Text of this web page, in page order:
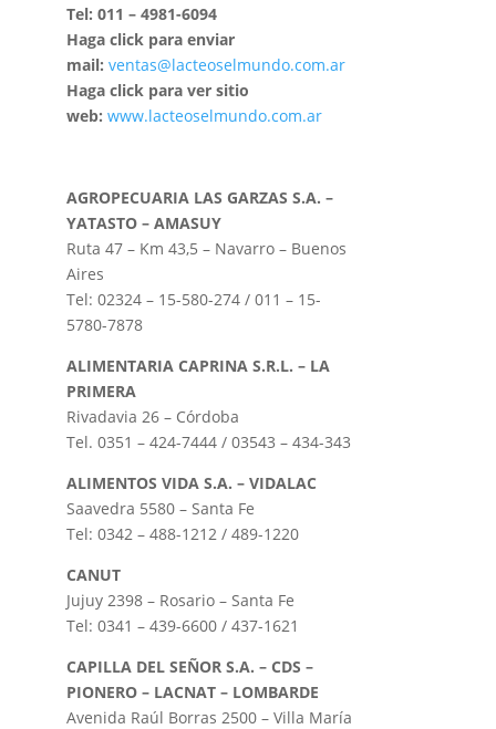
Tel: 011 – 4981-6094
Haga click para enviar
mail: ventas@lacteoselmundo.com.ar
Haga click para ver sitio
web: www.lacteoselmundo.com.ar
AGROPECUARIA LAS GARZAS S.A. –
YATASTO – AMASUY
Ruta 47 – Km 43,5 – Navarro – Buenos
Aires
Tel: 02324 – 15-580-274 / 011 – 15-
5780-7878
ALIMENTARIA CAPRINA S.R.L. – LA
PRIMERA
Rivadavia 26 – Córdoba
Tel. 0351 – 424-7444 / 03543 – 434-343
ALIMENTOS VIDA S.A. – VIDALAC
Saavedra 5580 – Santa Fe
Tel: 0342 – 488-1212 / 489-1220
CANUT
Jujuy 2398 – Rosario – Santa Fe
Tel: 0341 – 439-6600 / 437-1621
CAPILLA DEL SEÑOR S.A. – CDS –
PIONERO – LACNAT – LOMBARDE
Avenida Raúl Borras 2500 – Villa María